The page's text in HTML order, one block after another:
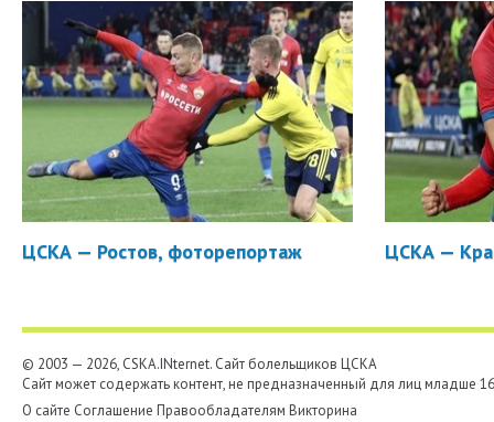
ЦСКА — Ростов, фоторепортаж ЦСКА —
© 2003 — 2026, CSKA.INternet. Cайт болельщиков ЦСКА
Сайт может содержать контент, не предназначенный для лиц младше
О сайте Соглашение Правообладателям Викторина